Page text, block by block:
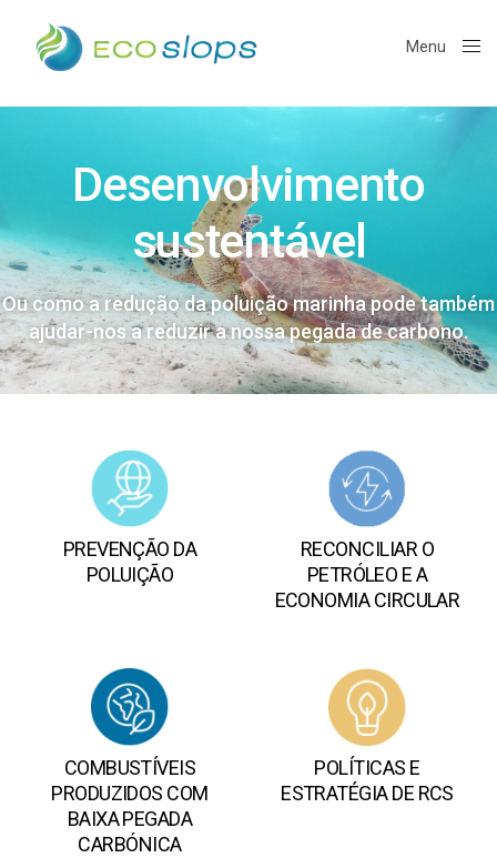
Menu
Desenvolvimento
sustentável
Ou como a redução da poluição marinha pode também
ajudar-nos a reduzir a nossa pegada de carbono.
PREVENÇÃO DA
POLUIÇÃO
RECONCILIAR O
PETRÓLEO E A
ECONOMIA CIRCULAR
COMBUSTÍVEIS
PRODUZIDOS COM
BAIXA PEGADA
CARBÓNICA
POLÍTICAS E
ESTRATÉGIA DE RCS